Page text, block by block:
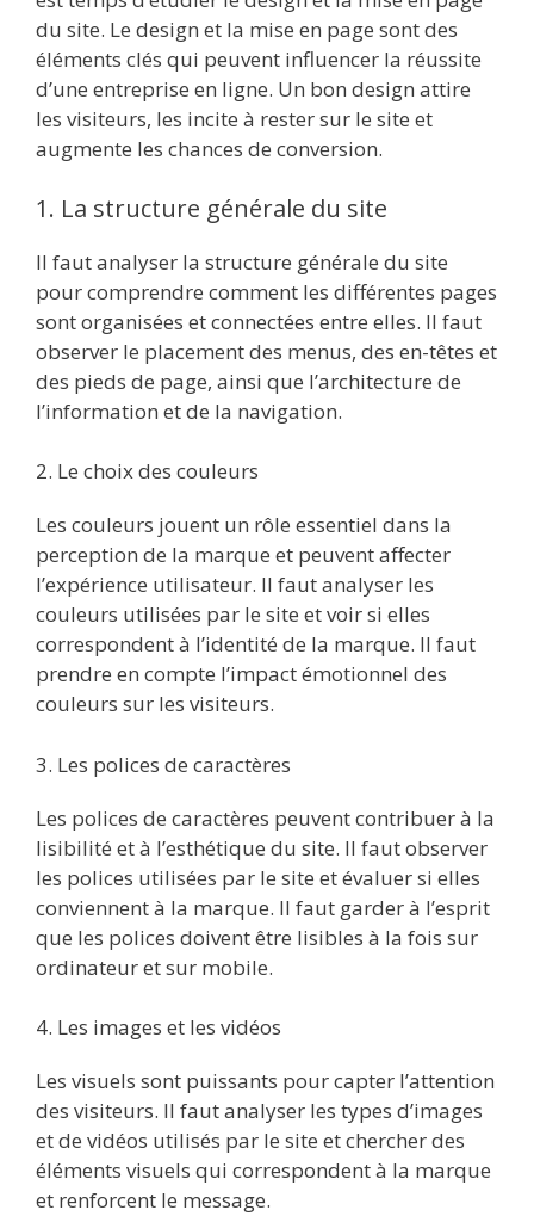
du site. Le design et la mise en page sont des
éléments clés qui peuvent influencer la réussite
d’une entreprise en ligne. Un bon design attire
les visiteurs, les incite à rester sur le site et
augmente les chances de conversion.
1. La structure générale du site
Il faut analyser la structure générale du site
pour comprendre comment les différentes pages
sont organisées et connectées entre elles. Il faut
observer le placement des menus, des en-têtes et
des pieds de page, ainsi que l’architecture de
l’information et de la navigation.
2. Le choix des couleurs
Les couleurs jouent un rôle essentiel dans la
perception de la marque et peuvent affecter
l’expérience utilisateur. Il faut analyser les
couleurs utilisées par le site et voir si elles
correspondent à l’identité de la marque. Il faut
prendre en compte l’impact émotionnel des
couleurs sur les visiteurs.
3. Les polices de caractères
Les polices de caractères peuvent contribuer à la
lisibilité et à l’esthétique du site. Il faut observer
les polices utilisées par le site et évaluer si elles
conviennent à la marque. Il faut garder à l’esprit
que les polices doivent être lisibles à la fois sur
ordinateur et sur mobile.
4. Les images et les vidéos
Les visuels sont puissants pour capter l’attention
des visiteurs. Il faut analyser les types d’images
et de vidéos utilisés par le site et chercher des
éléments visuels qui correspondent à la marque
et renforcent le message.